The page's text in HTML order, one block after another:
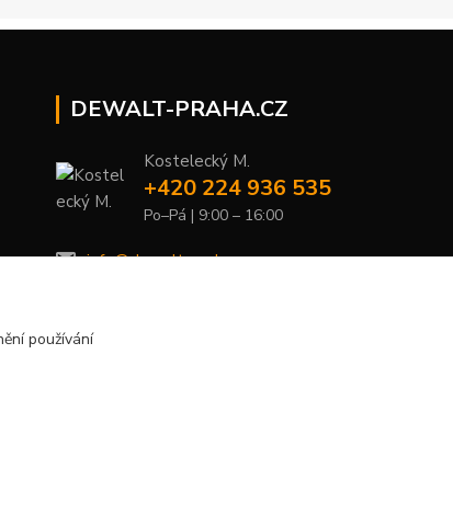
DEWALT-PRAHA.CZ
Kostelecký M.
+420 224 936 535
Po–Pá | 9:00 – 16:00
info@dewalt-praha.cz
používání